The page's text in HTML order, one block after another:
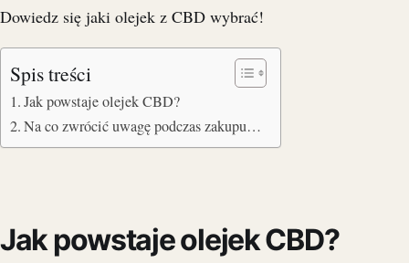
Dowiedz się jaki olejek z CBD wybrać!
Spis treści
Jak powstaje olejek CBD?
Na co zwrócić uwagę podczas zakupu…
Jak powstaje olejek CBD?